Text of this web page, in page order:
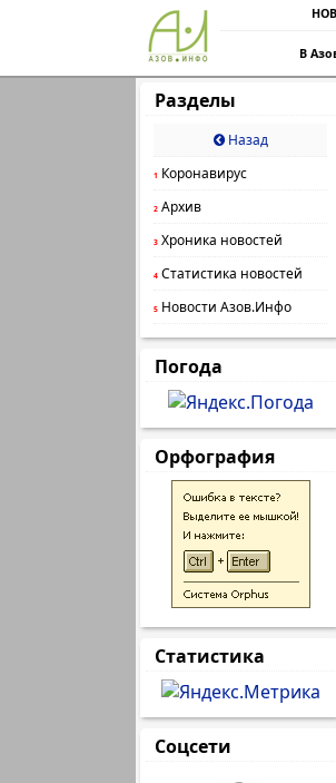
В
Разделы
Назад
1 Коронавирус
2 Архив
3 Хроника новостей
4 Статистика новостей
5 Новости Азов.Инфо
Погода
Орфография
Статистика
Соцсети